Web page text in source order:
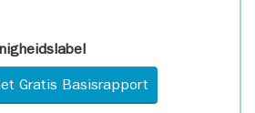
Gratis Basisrapport